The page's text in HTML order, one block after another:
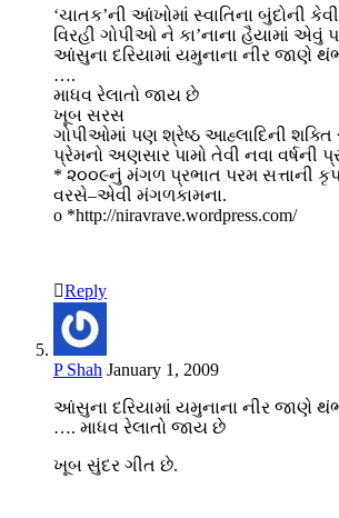
‘ચાતક’ની આંખોમાં સ્વાતિના બુંદોની
વિરહી ગોપીઓ ને કા’નાના હૈયામાં એવું
આંસુના દરિયામાં યમુનાના નીર જાણે
….
માધવ રેલાતો જાય છે
ખૂબ સરસ
ગોપીઓમાં પણ શ્રેષ્ઠ આહ્લાદિની શક્તિ
પ્રેમનો અણસાર પામો તેવી નવા વર્ષની
* ૨૦૦૯નું મંગળ પ્રભાત પરમ સત્તાની
વરસે–એવી મંગળકામના.
o *http://niravrave.wordpress.com/
Reply
P Shah January 1, 2009
આંસુના દરિયામાં યમુનાના નીર જાણે
…. માધવ રેલાતો જાય છે
ખૂબ સુંદર ગીત છે.